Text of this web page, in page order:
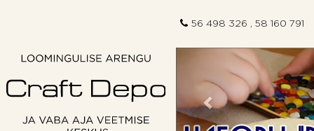
56 498 326 , 58 160 791
Предыдущий